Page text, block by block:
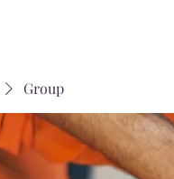
Group